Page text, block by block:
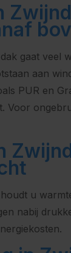
gaat veel
aan
PUR en
Voor
houdt u
nabij